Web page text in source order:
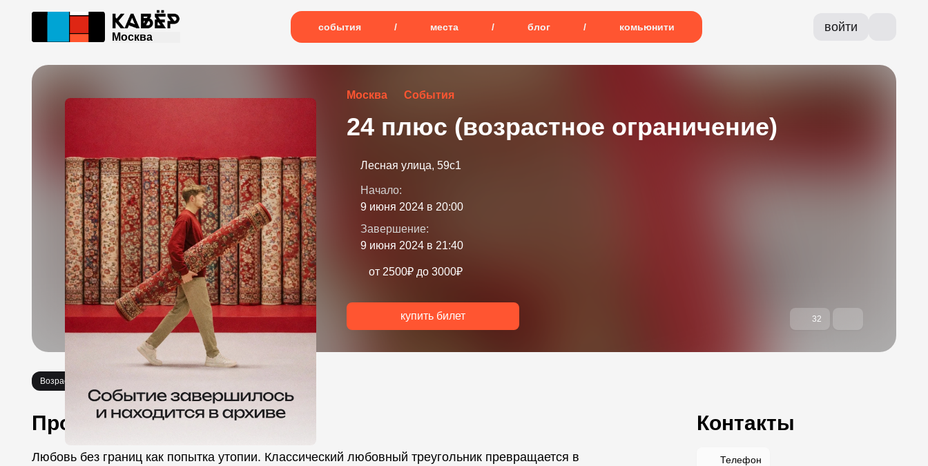
Москва
события / места / блог / комьюнити войти
Москва События
24 плюс (возрастное ограничение)
купить билет 32
Лесная улица, 59с1
Начало:
9 июня 2024 в 20:00
Завершение:
9 июня 2024 в 21:40
от 2500₽ до 3000₽
Возраст 18+
Про событие
Любовь без границ как попытка утопии. Классический любовный треугольник превращается в
Контакты
Телефон